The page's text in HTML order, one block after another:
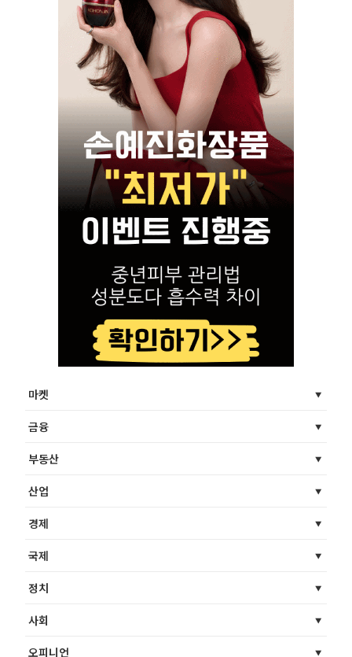
마켓
금융
부동산
산업
경제
국제
정치
사회
오피니언